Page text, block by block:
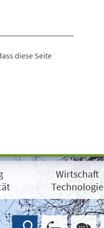
diese Seite
Wirtschaft
Technologie